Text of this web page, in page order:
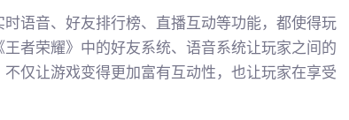
语音、好友排行榜、直播互动等功能，都使得玩
者荣耀》中的好友系统、语音系统让玩家之间的
仅让游戏变得更加富有互动性，也让玩家在享受